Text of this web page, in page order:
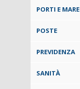
PORTI E MARE
POSTE
PREVIDENZA
SANITÀ